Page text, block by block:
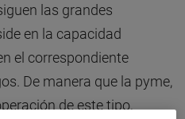
las grandes
en la capacidad
el correspondiente
De manera que la pyme,
de este tipo,